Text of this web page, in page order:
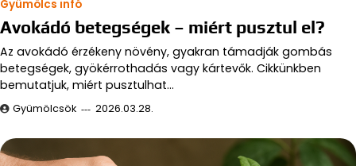
Gyümölcs infó
Avokádó betegségek – miért pusztul el?
Az avokádó érzékeny növény, gyakran támadják gombás
betegségek, gyökérrothadás vagy kártevők. Cikkünkben
bemutatjuk, miért pusztulhat…
Gyümölcsök 2026.03.28.